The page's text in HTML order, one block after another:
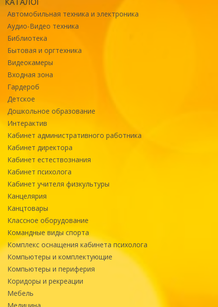
Автомобильная техника и электроника
Аудио-Видео техника
Библиотека
Бытовая и оргтехника
Видеокамеры
Входная зона
Гардероб
Детское
Дошкольное образование
Интерактив
Кабинет административного работника
Кабинет директора
Кабинет естествознания
Кабинет психолога
Кабинет учителя физкультуры
Канцелярия
Канцтовары
Классное оборудование
Командные виды спорта
Комплекс оснащения кабинета психолога
Компьютеры и комплектующие
Компьютеры и периферия
Коридоры и рекреации
Мебель
Медицина